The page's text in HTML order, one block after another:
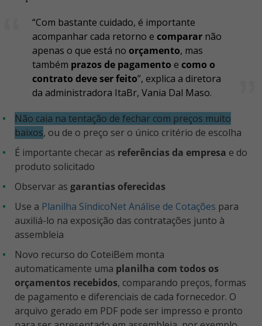
“Com bastante cuidado, é importante
acompanhar cada retorno e comparar não
apenas o que está no orçamento, mas
também prazos de pagamento e como o
contrato deve ser feito”, explica a diretora
da administradora ItaBr, Vania Dal Maso.
Não caia na tentação de fechar com preços muito
baixos, ou de o preço ser o único critério de escolha
É importante checar as referências da empresa e do
produto solicitado
Observar as garantias oferecidas
Use a Planilha SíndicoNet Análise de Cotações para
auxiliá-lo na exposição das contratações junto à
assembleia
Novo recurso do CoteiBem monta
automaticamente uma planilha com todos os
orçamentos recebidos, comparando preços, formas
de pagamento e diferenciais de cada fornecedor. O
arquivo gerado em PDF pode ser impresso e pronto